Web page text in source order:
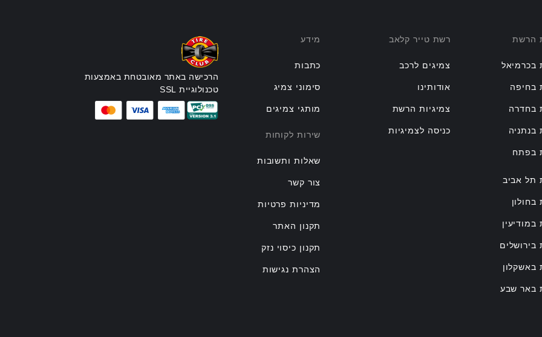
הרשת
בכרמיאל
בחיפה
בחדרה
בנתניה
בפתח
תל אביב
בחולון
במודיעין
בירושלים
באשקלון
באר שבע
רשת טייר קלאב
צמיגים לרכב
אודותינו
צמיגיות הרשת
כניסה לצמיגיות
מידע
כתבות
סימוני צמיג
מותגי צמיגים
שירות לקוחות
שאלות ותשובות
צור קשר
מדיניות פרטיות
תקנון האתר
תקנון כיסוי נזק
הצהרת נגישות
הרכישה באתר מאובטחת באמצעות
טכנולוגיית SSL